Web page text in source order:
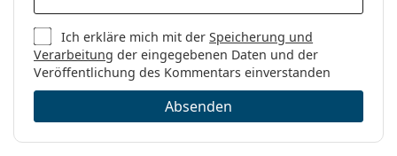
Ich erkläre mich mit derSpeicherung und
Verarbeitung der eingegebenen Daten und der
Veröffentlichung des Kommentars einverstanden
Absenden